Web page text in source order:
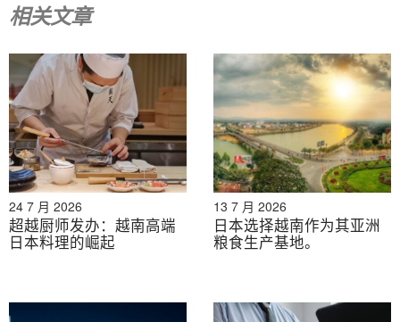
相关文章
24 7 月 2026
超越厨师发办：越南高端
日本料理的崛起
13 7 月 2026
日本选择越南作为其亚洲
粮食生产基地。